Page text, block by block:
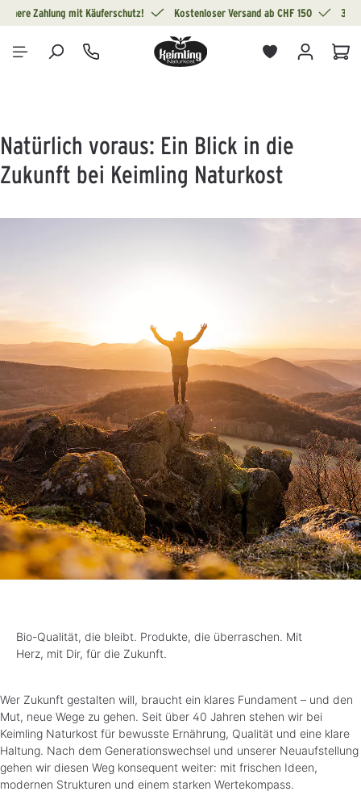
springen
Sichere Zahlung mit Käuferschutz! Kostenloser Versand ab CHF 150 30
Natürlich voraus: Ein Blick in die
Zukunft bei Keimling Naturkost
Bio-Qualität, die bleibt. Produkte, die überraschen. Mit
Herz, mit Dir, für die Zukunft.
Wer Zukunft gestalten will, braucht ein klares Fundament – und den
Mut, neue Wege zu gehen. Seit über 40 Jahren stehen wir bei
Keimling Naturkost für bewusste Ernährung, Qualität und eine klare
Haltung. Nach dem Generationswechsel und unserer Neuaufstellung
gehen wir diesen Weg konsequent weiter: mit frischen Ideen,
modernen Strukturen und einem starken Wertekompass.